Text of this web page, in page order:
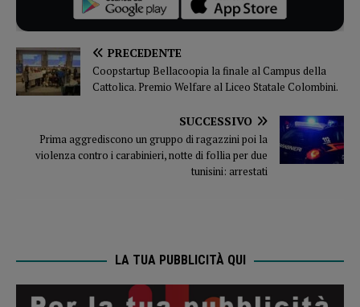
PRECEDENTE
Coopstartup Bellacoopia la finale al Campus della
Cattolica. Premio Welfare al Liceo Statale Colombini.
SUCCESSIVO
Prima aggrediscono un gruppo di ragazzini poi la
violenza contro i carabinieri, notte di follia per due
tunisini: arrestati
LA TUA PUBBLICITÀ QUI